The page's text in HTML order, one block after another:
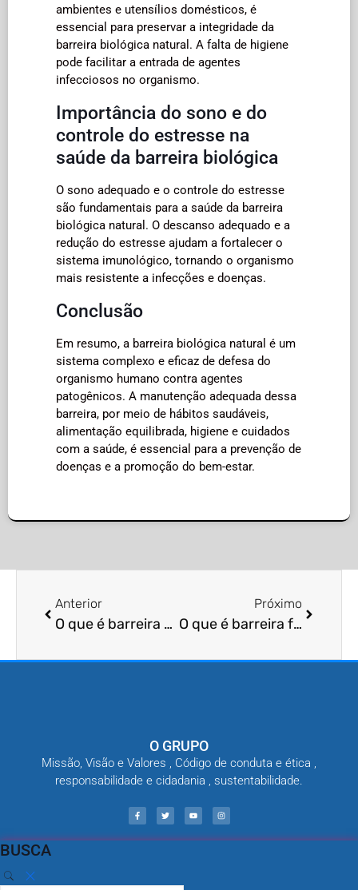
ambientes e utensílios domésticos, é
essencial para preservar a integridade da
barreira biológica natural. A falta de higiene
pode facilitar a entrada de agentes
infecciosos no organismo.
Importância do sono e do
controle do estresse na
saúde da barreira biológica
O sono adequado e o controle do estresse
são fundamentais para a saúde da barreira
biológica natural. O descanso adequado e a
redução do estresse ajudam a fortalecer o
sistema imunológico, tornando o organismo
mais resistente a infecções e doenças.
Conclusão
Em resumo, a barreira biológica natural é um
sistema complexo e eficaz de defesa do
organismo humano contra agentes
patogênicos. A manutenção adequada dessa
barreira, por meio de hábitos saudáveis,
alimentação equilibrada, higiene e cuidados
com a saúde, é essencial para a prevenção de
doenças e a promoção do bem-estar.
Anterior
O que é barreira química de ingestão?
Próximo
O que é barreira física para pragas?
O GRUPO
Missão, Visão e Valores , Código de conduta e ética ,
responsabilidade e cidadania , sustentabilidade.
BUSCA